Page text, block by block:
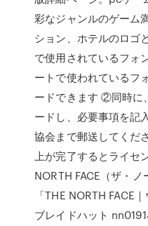
彩なジャンルのゲーム
ション、ホテルのロゴ
で使用されているフォ
ートで使われているフ
ードできます ②同時に
ードし、必要事項を記
協会まで郵送してくだ
上が完了するとライセ
NORTH FACE（ザ・
「THE NORTH FACE
ブレイドハット